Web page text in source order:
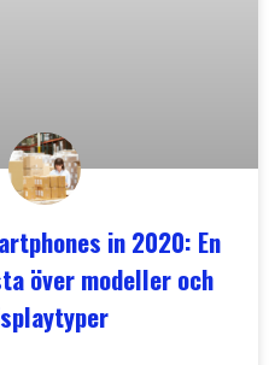
in 2020: En
över modeller och